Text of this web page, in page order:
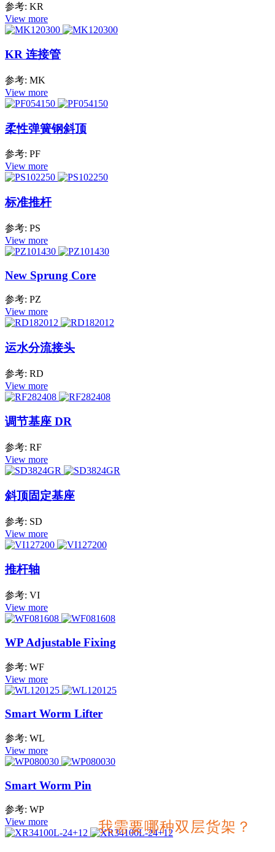
参考: KR
View more
KR 连接管
参考: MK
View more
柔性弹簧钢斜顶
参考: PF
View more
标准推杆
参考: PS
View more
New Sprung Core
参考: PZ
View more
运水分流接头
参考: RD
View more
调节基座 DR
参考: RF
View more
斜顶固定基座
参考: SD
View more
推杆轴
参考: VI
View more
WP Adjustable Fixing
参考: WF
View more
Smart Worm Lifter
参考: WL
View more
Smart Worm Pin
参考: WP
View more
我需要哪种双层货架？